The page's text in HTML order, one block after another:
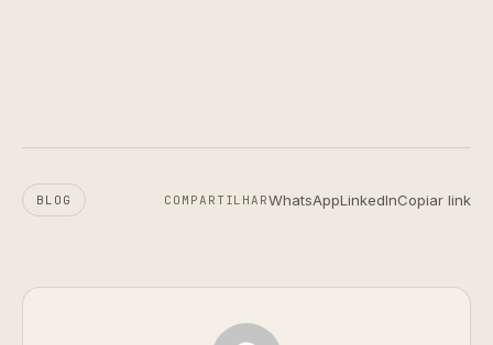
BLOG COMPARTILHARWhatsAppLinkedInCopiar link